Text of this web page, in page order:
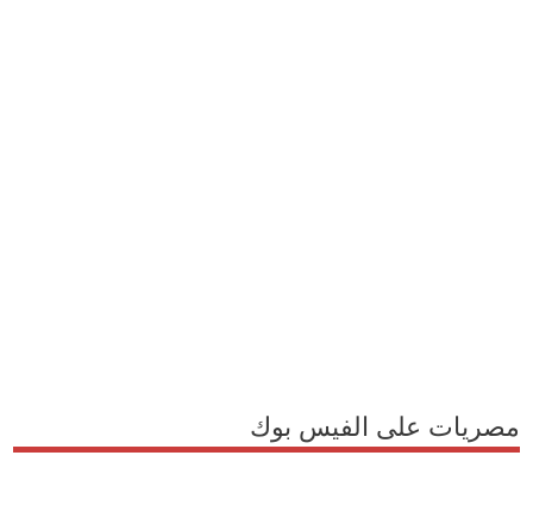
مصريات على الفيس بوك